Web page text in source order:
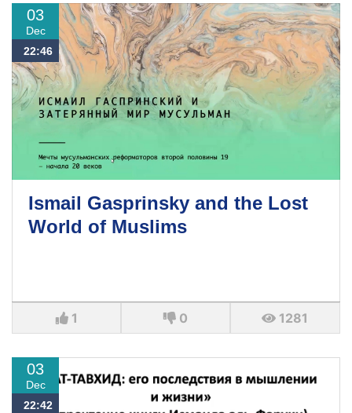
03
Dec
22:46
Ismail Gasprinsky and the Lost
World of Muslims
1 0 1281
03
Dec
22:42